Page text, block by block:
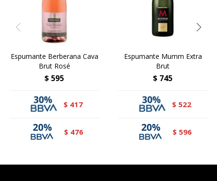
Espumante Berberana Cava
Brut Rosé
$ 595
$ 417
$ 476
Espumante Mumm Extra
Brut
$ 745
$ 522
$ 596